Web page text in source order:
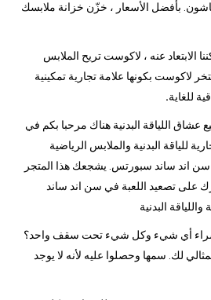
بأفضل الأسعار ، خزّن خزانة ملابسك
الابتعاد عنه ، لاكوست تريح الملابس
لاكوست بكونها علامة تجارية تمكينية
للغاية.
عشاق اللياقة البدنية هناك مرحبا بكم في
للياقة البدنية والملابس الرياضية
اند ساند سبورتس. يشجعك هذا المتجر
على تصعيد اللعبة في سن اند ساند
البدنية
أي شيء وكل شيء تحت سقف واحد؟
لك. سمها وحصلوا عليه لأنه لا يوجد